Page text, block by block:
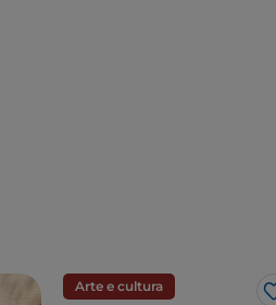
Arte e cultura